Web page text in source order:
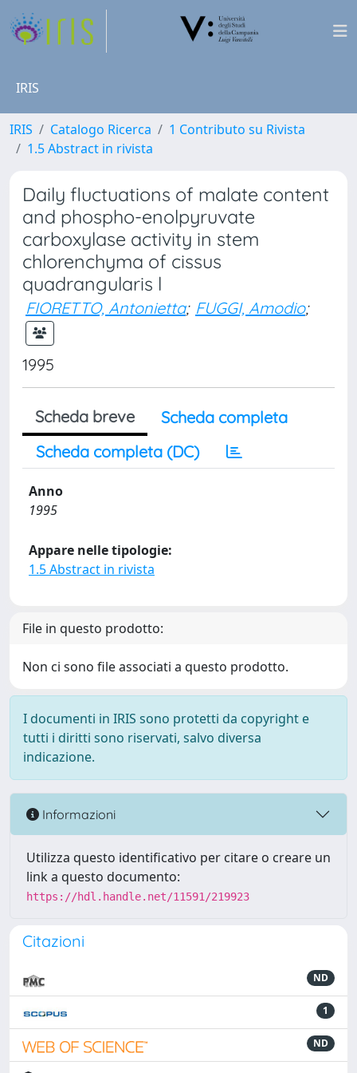
IRIS
IRIS Catalogo Ricerca
1 Contributo su Rivista
1.5 Abstract in rivista
Daily fluctuations of malate content
and phospho-enolpyruvate
carboxylase activity in stem
chlorenchyma of cissus
quadrangularis l
FIORETTO, Antonietta; FUGGI, Amodio;
1995
Scheda breve
Scheda completa
Scheda completa (DC)
Anno
1995
Appare nelle tipologie:
1.5 Abstract in rivista
File in questo prodotto:
Non ci sono file associati a questo prodotto.
I documenti in IRIS sono protetti da copyright e
tutti i diritti sono riservati, salvo diversa
indicazione.
Informazioni
Utilizza questo identificativo per citare o creare un
link a questo documento:
https://hdl.handle.net/11591/219923
Citazioni
ND
1
ND